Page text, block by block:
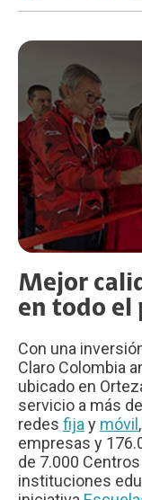
Mejor
en todo el
Con una
Claro Colombia
ubicado en
servicio a más
redes fijay móvil
empresas y
de 7.000
instituciones